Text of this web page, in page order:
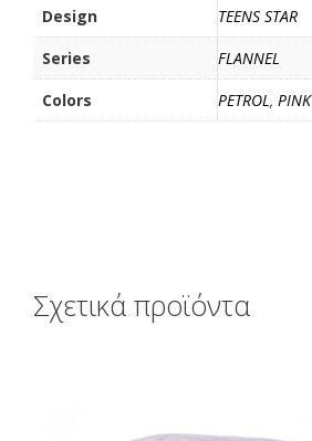
Design
TEENS STAR
Series
FLANNEL
Colors
PETROL, PINK
Σχετικά προϊόντα